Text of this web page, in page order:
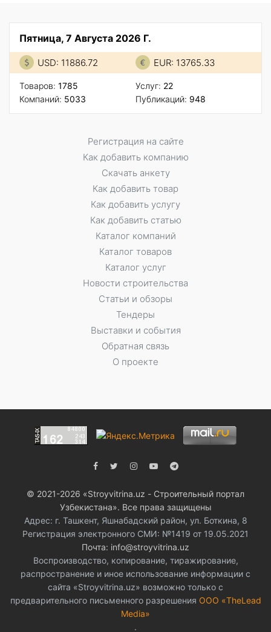
Пятница, 7 Августа 2026 Г.
USD: 11886.72 EUR: 13765.33
Товаров: 1785
Компаний: 5033
Услуг: 22
Публикаций: 948
Регистрация на сайте
Как добавить компанию
Скачать анкету
Как добавить товар
Как добавить услугу
Как добавить статью
Каталог компаний
Каталог товаров
Каталог услуг
Новости строительства
Статьи и обзоры
Тендеры
Выставки и события
Обратная связь
О проекте
© 2021-2026 «Stroyvitrina.uz - Строительный портал
Узбекистана». Все права защищены
Адрес: г. Ташкент, Яшнабадский район, ул. Боткина, 8
Регистрация электронного СМИ: №1419 от 19.05.2021
Почта: info@stroyvitrina.uz
Воспроизводство, копирование, тиражирование,
распространение и иное использование информации с
сайта «Stroyvitrina.uz» возможно только с
предварительного письменного разрешения ООО «TheLead
Media»
.